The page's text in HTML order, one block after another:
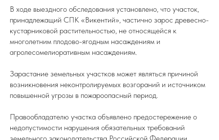
В ходе выездного обследования установлено, что участок,
принадлежащий СПК «Викентий», частично зарос древесно-
кустарниковой растительностью, не относящейся к
многолетним плодово-ягодным насаждениям и
агролесомелиоративным насаждениям.
Зарастание земельных участков может являться причиной
возникновения неконтролируемых возгораний и источником
повышенной угрозы в пожароопасный период.
Правообладателю участка объявлено предостережение о
недопустимости нарушения обязательных требований